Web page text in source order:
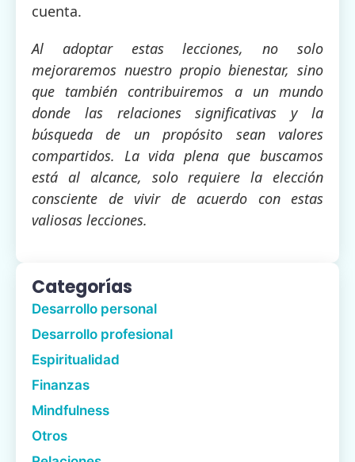
cuenta.
Al adoptar estas lecciones, no solo
mejoraremos nuestro propio bienestar, sino
que también contribuiremos a un mundo
donde las relaciones significativas y la
búsqueda de un propósito sean valores
compartidos. La vida plena que buscamos
está al alcance, solo requiere la elección
consciente de vivir de acuerdo con estas
valiosas lecciones.
Categorías
Desarrollo personal
Desarrollo profesional
Espiritualidad
Finanzas
Mindfulness
Otros